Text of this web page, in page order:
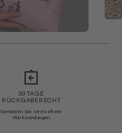
30 TAGE
RÜCKGABERECHT
Genießen Sie stressfreie
Rücksendungen